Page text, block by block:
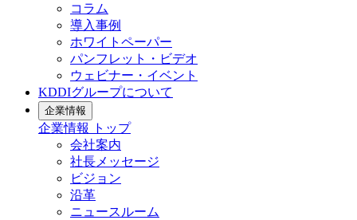
コラム
導入事例
ホワイトペーパー
パンフレット・ビデオ
ウェビナー・イベント
KDDIグループについて
企業情報
企業情報
トップ
会社案内
社長メッセージ
ビジョン
沿革
ニュースルーム